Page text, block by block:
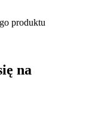
produktu
na